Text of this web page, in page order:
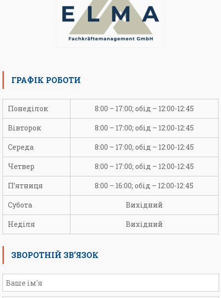
ГРАФІК РОБОТИ
Понеділок 8:00 – 17:00; обід – 12:00-12:45
Вівторок 8:00 – 17:00; обід – 12:00-12:45
Середа 8:00 – 17:00; обід – 12:00-12:45
Четвер 8:00 – 17:00; обід – 12:00-12:45
П’ятниця 8:00 – 16:00; обід – 12:00-12:45
Субота Вихідний
Неділя Вихідний
ЗВОРОТНІЙ ЗВ’ЯЗОК